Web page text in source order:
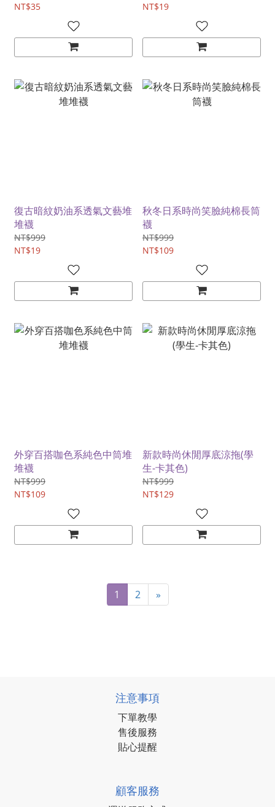
NT$35
NT$19
復古暗紋奶油系透氣文藝堆
堆襪
NT$999
NT$19
秋冬日系時尚笑臉純棉長筒
襪
NT$999
NT$109
外穿百搭咖色系純色中筒堆
堆襪
NT$999
NT$109
新款時尚休閒厚底涼拖(學
生-卡其色)
NT$999
NT$129
1 2 »
注意事項
下單教學
售後服務
貼心提醒
顧客服務